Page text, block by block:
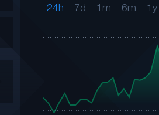
24h 7d 1m 6m 1y